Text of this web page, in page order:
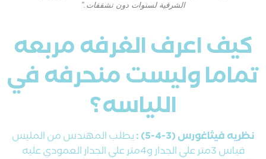
الشرقية لسنوات دون تشققات.”
كيف اعرف الغرفه مربعه
تماما وليست منحرفه في
اللياسه؟
نظريه فيثاغورس (3-4-5) :
يطلب المهندس من المليس
قياس 3متر علي الجدار و4متر علي الجدار العمودي عليه